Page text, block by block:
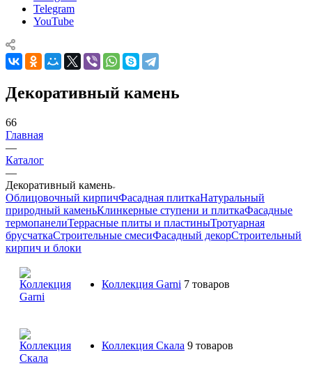
Telegram
YouTube
Декоративный камень
66
Главная
—
Каталог
—
Декоративный камень
Облицовочный кирпичФасадная плиткаНатуральный
природный каменьКлинкерные ступени и плиткаФасадные
термопанелиТеррасные плиты и пластиныТротуарная
брусчаткаСтроительные смесиФасадный декорСтроительный
кирпич и блоки
Коллекция Garni 7 товаров
Коллекция Скала 9 товаров